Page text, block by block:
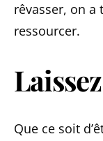
rêvasser, on a
ressourcer.
Que ce soit